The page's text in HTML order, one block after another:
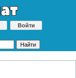
Войти